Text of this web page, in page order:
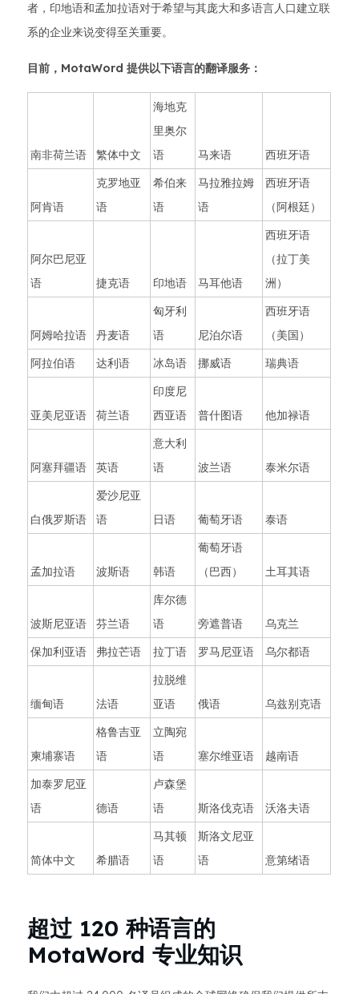
者，印地语和孟加拉语对于希望与其庞大和多语言人口建立联
系的企业来说变得至关重要。
目前，MotaWord 提供以下语言的翻译服务：
南非荷兰语 繁体中文
海地克
里奥尔
语
马来语 西班牙语
阿肯语
克罗地亚
语
希伯来
语
马拉雅拉姆
语
西班牙语
（阿根廷）
阿尔巴尼亚
语
捷克语 印地语 马耳他语
西班牙语
（拉丁美
洲）
阿姆哈拉语 丹麦语
匈牙利
语
尼泊尔语
西班牙语
（美国）
阿拉伯语 达利语 冰岛语 挪威语 瑞典语
亚美尼亚语 荷兰语
印度尼
西亚语
普什图语 他加禄语
阿塞拜疆语 英语
意大利
语
波兰语 泰米尔语
白俄罗斯语
爱沙尼亚
语
日语 葡萄牙语 泰语
孟加拉语 波斯语 韩语
葡萄牙语
（巴西）
土耳其语
波斯尼亚语 芬兰语
库尔德
语
旁遮普语 乌克兰
保加利亚语 弗拉芒语 拉丁语 罗马尼亚语 乌尔都语
缅甸语 法语
拉脱维
亚语
俄语 乌兹别克语
柬埔寨语
格鲁吉亚
语
立陶宛
语
塞尔维亚语 越南语
加泰罗尼亚
语
德语
卢森堡
语
斯洛伐克语 沃洛夫语
简体中文 希腊语
马其顿
语
斯洛文尼亚
语
意第绪语
超过 120 种语言的
MotaWord 专业知识